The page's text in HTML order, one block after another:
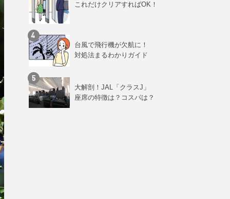
これだけクリアすればOK！
台風で飛行機が欠航に！
対処法まるわかりガイド
大解剖！JAL「クラスJ」
座席の特徴は？コスパは？